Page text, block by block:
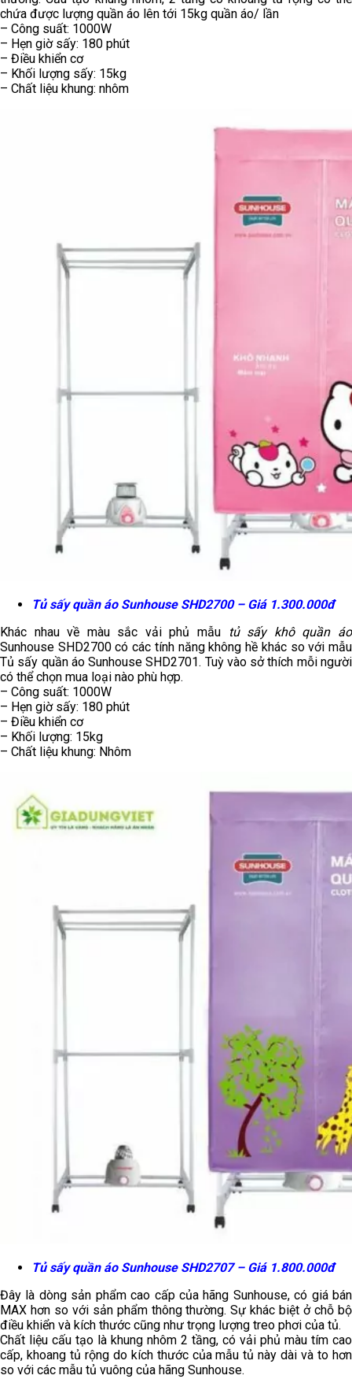
chứa được lượng quần áo lên tới 15kg quần áo/ lần
– Công suất: 1000W
– Hẹn giờ sấy: 180 phút
– Điều khiển cơ
– Khối lượng sấy: 15kg
– Chất liệu khung: nhôm
Tủ sấy quần áo Sunhouse SHD2700 – Giá 1.300.000đ
Khác nhau về màu sắc vải phủ mẫu
tủ sấy khô quần áo
Sunhouse SHD2700 có các tính năng không hề khác so với mẫu
Tủ sấy quần áo Sunhouse SHD2701. Tuỳ vào sở thích mỗi người
có thể chọn mua loại nào phù hợp.
– Công suất: 1000W
– Hẹn giờ sấy: 180 phút
– Điều khiển cơ
– Khối lượng: 15kg
– Chất liệu khung: Nhôm
Tủ sấy quần áo Sunhouse SHD2707 – Giá 1.800.000đ
Đây là dòng sản phẩm cao cấp của hãng Sunhouse, có giá bán
MAX hơn so với sản phẩm thông thường. Sự khác biệt ở chỗ bộ
điều khiển và kích thước cũng như trọng lượng treo phơi của tủ.
Chất liệu cấu tạo là khung nhôm 2 tầng, có vải phủ màu tím cao
cấp, khoang tủ rộng do kích thước của mẫu tủ này dài và to hơn
so với các mẫu tủ vuông của hãng Sunhouse.